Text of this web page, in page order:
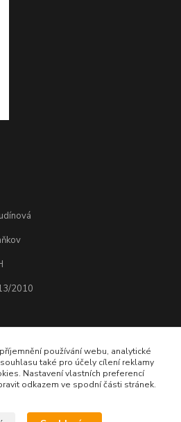
2010
používání webu, analytické
také pro účely cílení reklamy
Nastavení vlastních preferencí
odkazem ve spodní části stránek.